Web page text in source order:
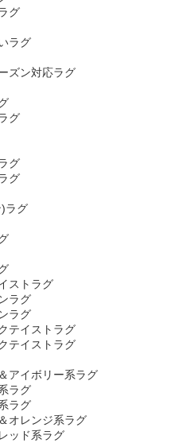
グ
ラグ
ズン対応ラグ
グ
グ
グ
ラグ
ストラグ
ラグ
ラグ
テイストラグ
テイストラグ
アイボリー系ラグ
ラグ
ラグ
オレンジ系ラグ
ッド系ラグ